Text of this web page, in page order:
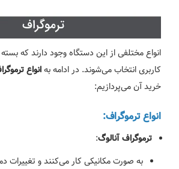
انواع مختلفی از این دستگاه وجود دارند که
کاربری انتخاب می‌شوند. در ادامه بهانواع
خرید آن می‌پردازیم:
انواع ترموگراف:
ترموگراف آنالوگ:
به صورت مکانیکی کار می‌کنند و تغییرات